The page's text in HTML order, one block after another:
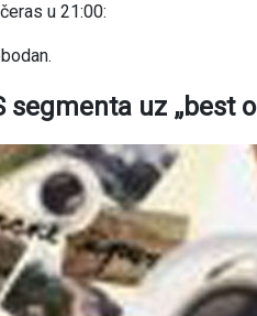
u 21:00:
segmenta uz „best